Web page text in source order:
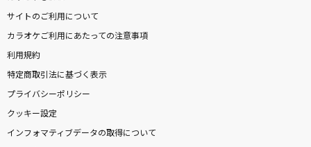
サイトのご利用について
カラオケご利用にあたっての注意事項
利用規約
特定商取引法に基づく表示
プライバシーポリシー
クッキー設定
インフォマティブデータの取得について